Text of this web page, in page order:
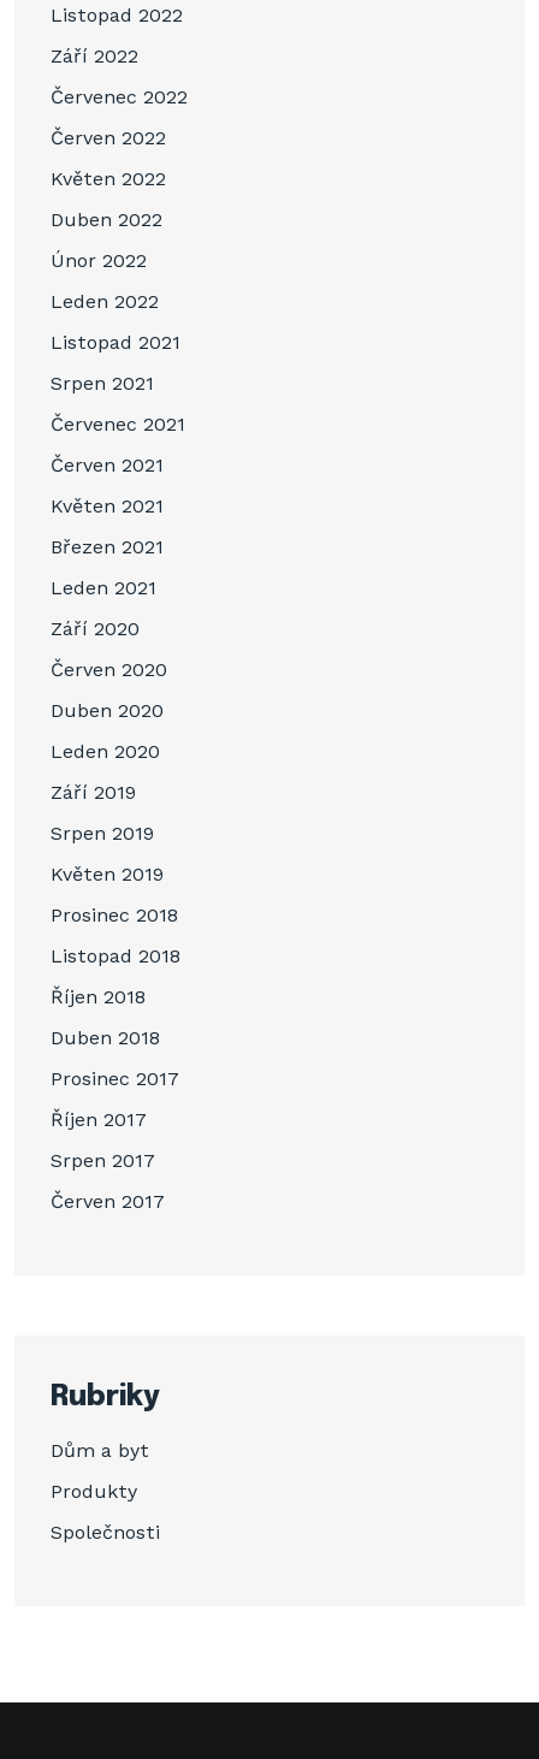
Listopad 2022
Září 2022
Červenec 2022
Červen 2022
Květen 2022
Duben 2022
Únor 2022
Leden 2022
Listopad 2021
Srpen 2021
Červenec 2021
Červen 2021
Květen 2021
Březen 2021
Leden 2021
Září 2020
Červen 2020
Duben 2020
Leden 2020
Září 2019
Srpen 2019
Květen 2019
Prosinec 2018
Listopad 2018
Říjen 2018
Duben 2018
Prosinec 2017
Říjen 2017
Srpen 2017
Červen 2017
Rubriky
Dům a byt
Produkty
Společnosti